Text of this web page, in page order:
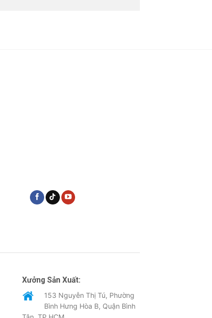
Xưởng Sản Xuất:
153 Nguyễn Thị Tú, Phường
Bình Hưng Hòa B, Quận Bình